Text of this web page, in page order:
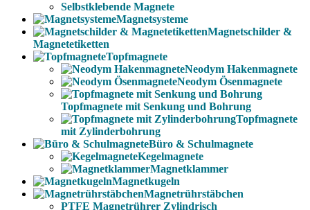
Selbstklebende Magnete
Magnetsysteme
Magnetschilder &
Magnetetiketten
Topfmagnete
Neodym Hakenmagnete
Neodym Ösenmagnete
Topfmagnete mit Senkung und Bohrung
Topfmagnete
mit Zylinderbohrung
Büro & Schulmagnete
Kegelmagnete
Magnetklammer
Magnetkugeln
Magnetrührstäbchen
PTFE Magnetrührer Zylindrisch